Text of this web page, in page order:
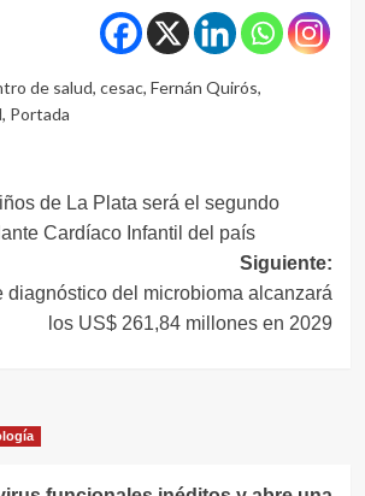
de salud, cesac, Fernán Quirós,
, Portada
de La Plata será el segundo
Cardíaco Infantil del país
Siguiente:
diagnóstico del microbioma alcanzará
los US$ 261,84 millones en 2029